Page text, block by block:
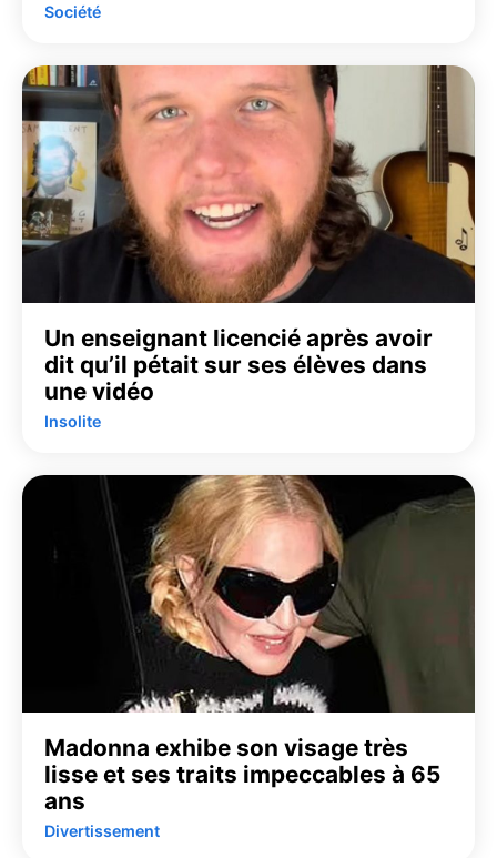
Société
Un enseignant licencié après avoir
dit qu’il pétait sur ses élèves dans
une vidéo
Insolite
Madonna exhibe son visage très
lisse et ses traits impeccables à 65
ans
Divertissement